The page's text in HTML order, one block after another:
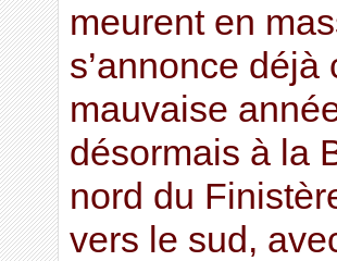
meurent en
s’annonce
mauvaise
désormais à la
nord du
vers le sud,